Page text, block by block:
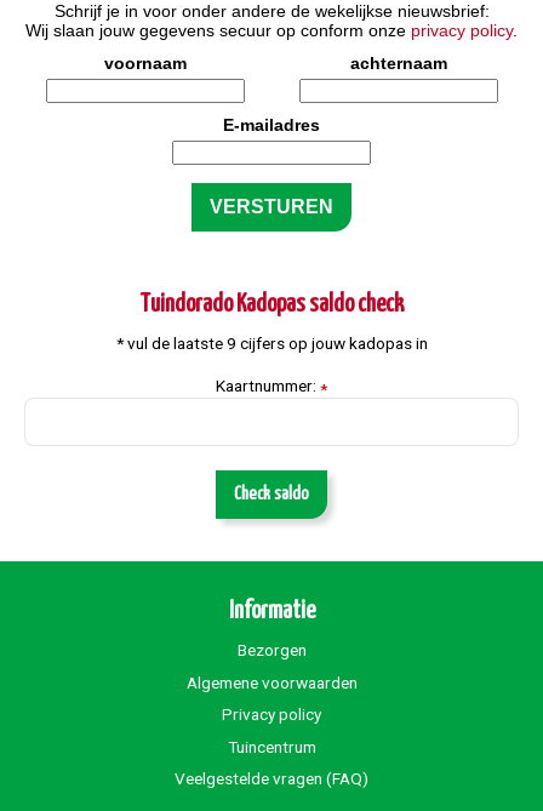
Schrijf je in voor onder andere de wekelijkse nieuwsbrief:
Wij slaan jouw gegevens secuur op conform onze privacy policy.
voornaam
achternaam
E-mailadres
Tuindorado Kadopas saldo check
* vul de laatste 9 cijfers op jouw kadopas in
Kaartnummer: *
Check saldo
Informatie
Bezorgen
Algemene voorwaarden
Privacy policy
Tuincentrum
Veelgestelde vragen (FAQ)